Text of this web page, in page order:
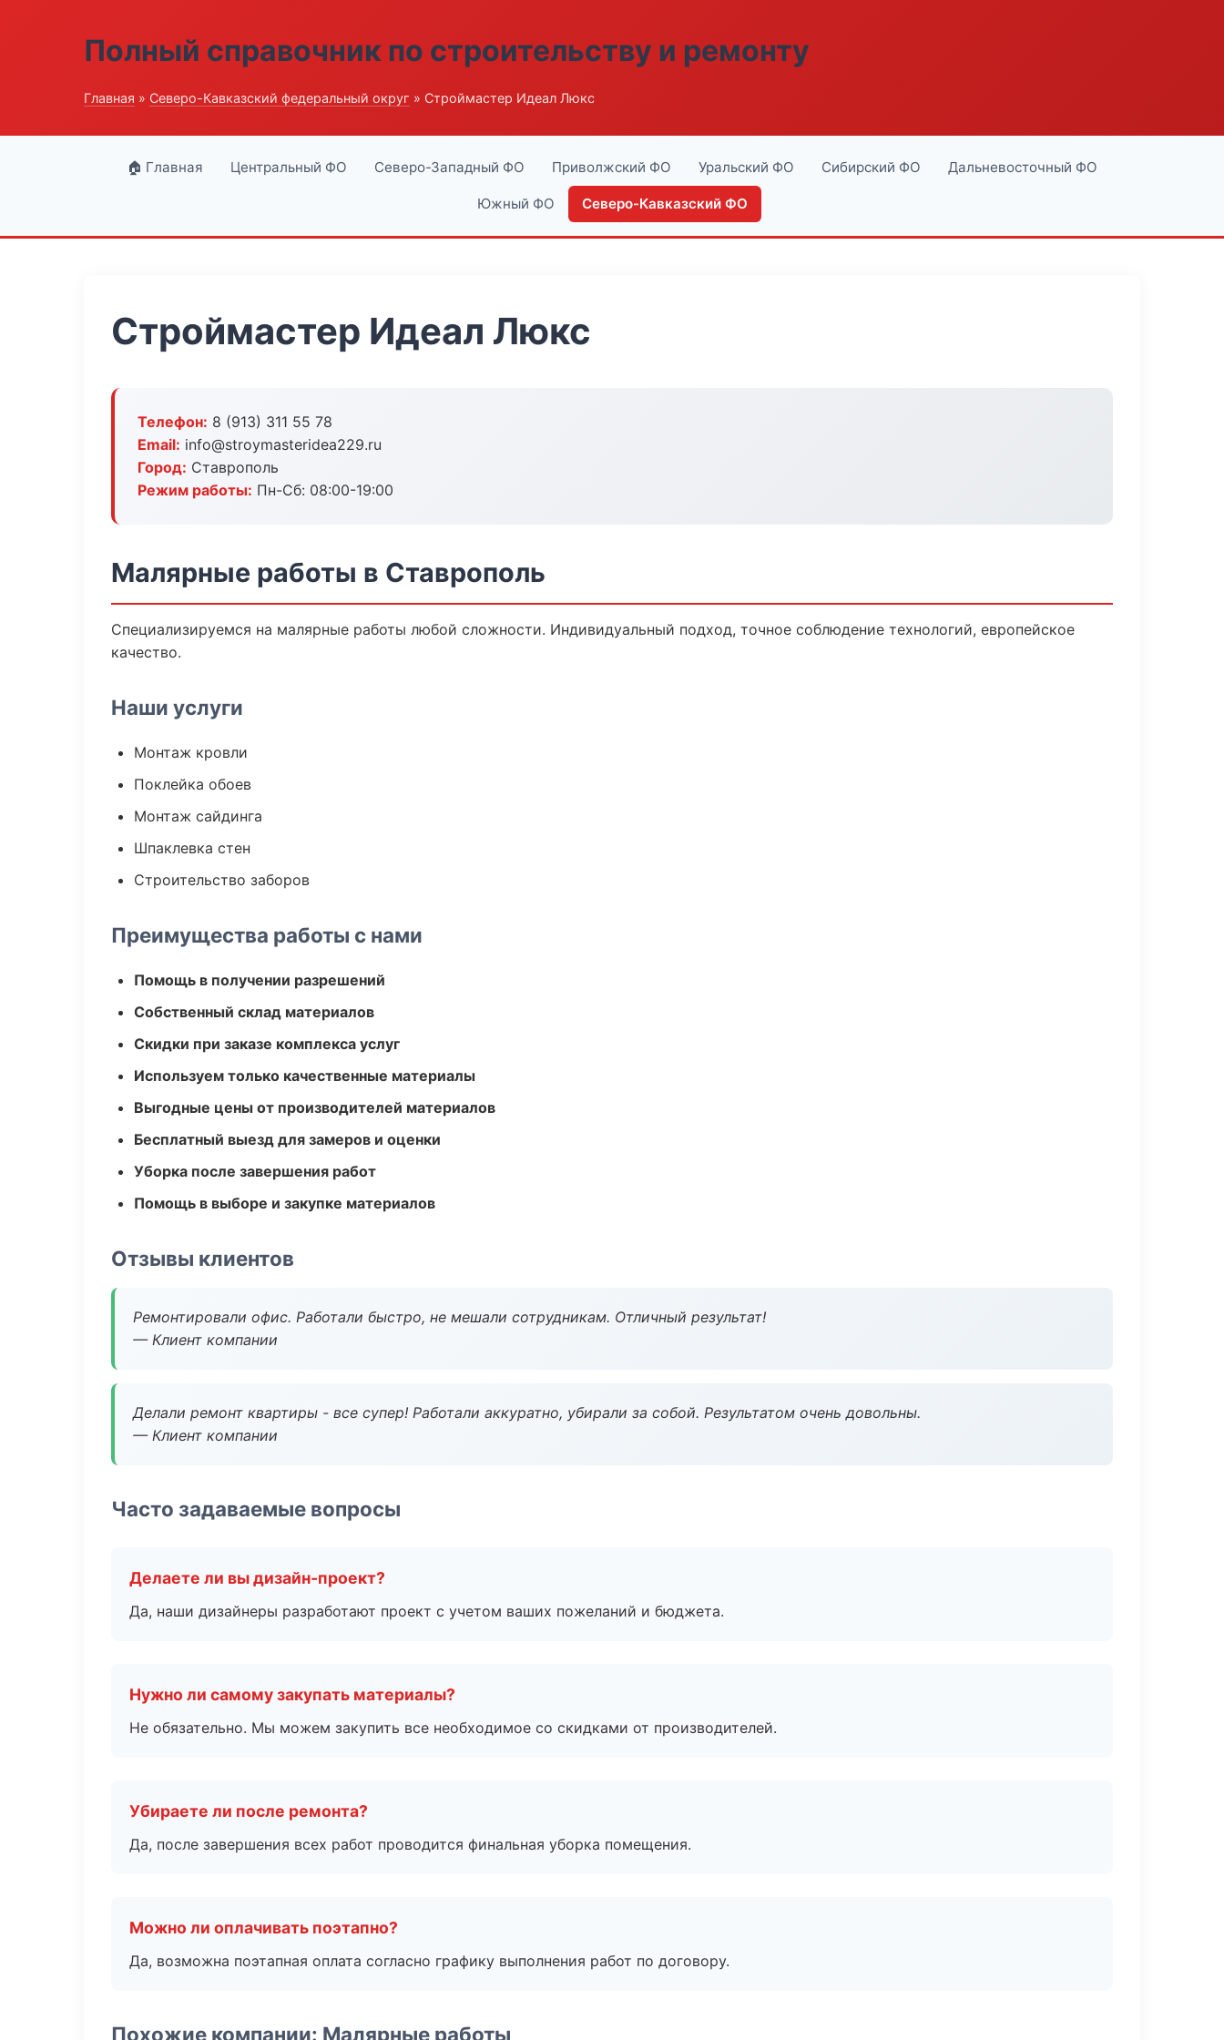
Полный справочник по строительству и ремонту
Главная » Северо-Кавказский федеральный округ » Строймастер Идеал Люкс
🏠 Главная Центральный ФО Северо-Западный ФО Приволжский ФО Уральский ФО Сибирский ФО Дальневосточный ФО
Южный ФО Северо-Кавказский ФО
Строймастер Идеал Люкс
Телефон: 8 (913) 311 55 78
Email: info@stroymasteridea229.ru
Город: Ставрополь
Режим работы: Пн-Сб: 08:00-19:00
Малярные работы в Ставрополь
Специализируемся на малярные работы любой сложности. Индивидуальный подход, точное соблюдение технологий, европейское
качество.
Наши услуги
Монтаж кровли
Поклейка обоев
Монтаж сайдинга
Шпаклевка стен
Строительство заборов
Преимущества работы с нами
Помощь в получении разрешений
Собственный склад материалов
Скидки при заказе комплекса услуг
Используем только качественные материалы
Выгодные цены от производителей материалов
Бесплатный выезд для замеров и оценки
Уборка после завершения работ
Помощь в выборе и закупке материалов
Отзывы клиентов
Ремонтировали офис. Работали быстро, не мешали сотрудникам. Отличный результат!
— Клиент компании
Делали ремонт квартиры - все супер! Работали аккуратно, убирали за собой. Результатом очень довольны.
— Клиент компании
Часто задаваемые вопросы
Делаете ли вы дизайн-проект?
Да, наши дизайнеры разработают проект с учетом ваших пожеланий и бюджета.
Нужно ли самому закупать материалы?
Не обязательно. Мы можем закупить все необходимое со скидками от производителей.
Убираете ли после ремонта?
Да, после завершения всех работ проводится финальная уборка помещения.
Можно ли оплачивать поэтапно?
Да, возможна поэтапная оплата согласно графику выполнения работ по договору.
Похожие компании: Малярные работы